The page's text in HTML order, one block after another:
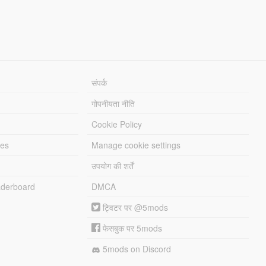
संपर्क
गोपनीयता नीति
Cookie Policy
Manage cookie settings
उपयोग की शर्तें
DMCA
ट्विटर पर @5mods
फेसबुक पर 5mods
5mods on Discord